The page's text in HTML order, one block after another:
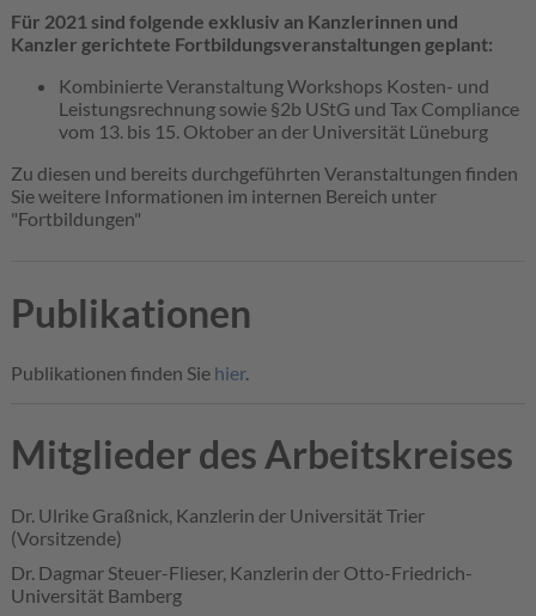
Für 2021 sind folgende exklusiv an Kanzlerinnen und
Kanzler gerichtete Fortbildungsveranstaltungen geplant:
Kombinierte Veranstaltung Workshops Kosten- und
Leistungsrechnung sowie §2b UStG und Tax Compliance
vom 13. bis 15. Oktober an der Universität Lüneburg
Zu diesen und bereits durchgeführten Veranstaltungen finden
Sie weitere Informationen im internen Bereich unter
"Fortbildungen"
Publikationen
Publikationen finden Sie hier.
Mitglieder des Arbeitskreises
Dr. Ulrike Graßnick, Kanzlerin der Universität Trier
(Vorsitzende)
Dr. Dagmar Steuer-Flieser, Kanzlerin der Otto-Friedrich-
Universität Bamberg